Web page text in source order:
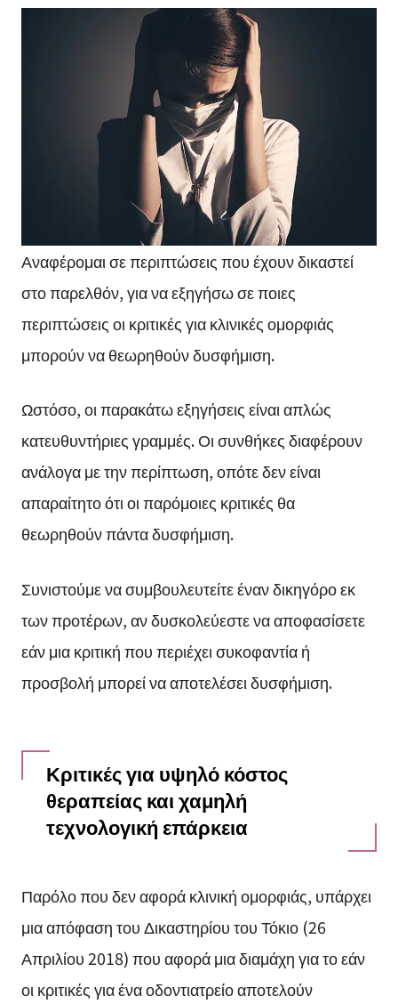
Αναφέρομαι σε περιπτώσεις που έχουν δικαστεί
στο παρελθόν, για να εξηγήσω σε ποιες
περιπτώσεις οι κριτικές για κλινικές ομορφιάς
μπορούν να θεωρηθούν δυσφήμιση.
Ωστόσο, οι παρακάτω εξηγήσεις είναι απλώς
κατευθυντήριες γραμμές. Οι συνθήκες διαφέρουν
ανάλογα με την περίπτωση, οπότε δεν είναι
απαραίτητο ότι οι παρόμοιες κριτικές θα
θεωρηθούν πάντα δυσφήμιση.
Συνιστούμε να συμβουλευτείτε έναν δικηγόρο εκ
των προτέρων, αν δυσκολεύεστε να αποφασίσετε
εάν μια κριτική που περιέχει συκοφαντία ή
προσβολή μπορεί να αποτελέσει δυσφήμιση.
Κριτικές για υψηλό κόστος
θεραπείας και χαμηλή
τεχνολογική επάρκεια
Παρόλο που δεν αφορά κλινική ομορφιάς, υπάρχει
μια απόφαση του Δικαστηρίου του Τόκιο (26
Απριλίου 2018) που αφορά μια διαμάχη για το εάν
οι κριτικές για ένα οδοντιατρείο αποτελούν